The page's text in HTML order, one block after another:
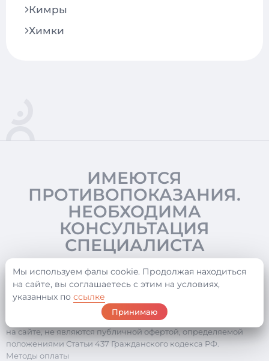
Кимры
Химки
Мы используем фалы cookie. Продолжая находиться
на сайте, вы соглашаетесь с этим на условиях,
указанных по ссылке
Принимаю
ИМЕЮТСЯ
ПРОТИВОПОКАЗАНИЯ.
НЕОБХОДИМА
КОНСУЛЬТАЦИЯ
СПЕЦИАЛИСТА
©2026 ООО «Статус»
Обращаем ваше внимание на то, что данный интернет-сайт
носит исключительно информационный характер и ни при
каких условиях информационные материалы, размещенные
на сайте, не являются публичной офертой, определяемой
положениями Статьи 437 Гражданского кодекса РФ.
Методы оплаты